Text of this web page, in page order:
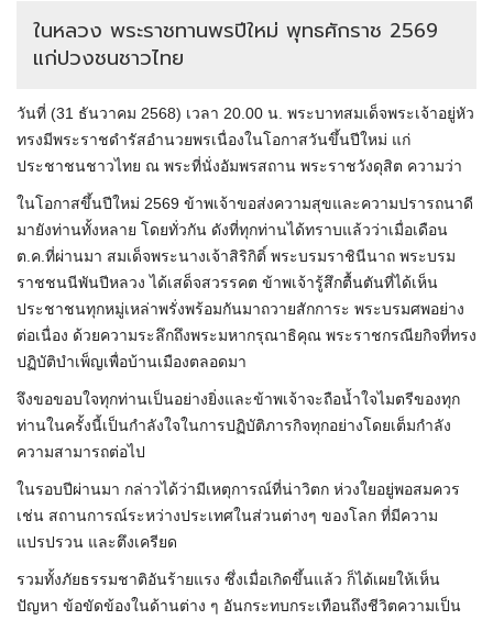
ในหลวง พระราชทานพรปีใหม่ พุทธศักราช 2569
แก่ปวงชนชาวไทย
วันที่ (31 ธันวาคม 2568) เวลา 20.00 น. พระบาทสมเด็จพระเจ้าอยู่หัว
ทรงมีพระราชดำรัสอำนวยพรเนื่องในโอกาสวันขึ้นปีใหม่ แก่
ประชาชนชาวไทย ณ พระที่นั่งอัมพรสถาน พระราชวังดุสิต ความว่า
ในโอกาสขึ้นปีใหม่ 2569 ข้าพเจ้าขอส่งความสุขและความปรารถนาดี
มายังท่านทั้งหลาย โดยทั่วกัน ดังที่ทุกท่านได้ทราบแล้วว่าเมื่อเดือน
ต.ค.ที่ผ่านมา สมเด็จพระนางเจ้าสิริกิติ์ พระบรมราชินีนาถ พระบรม
ราชชนนีพันปีหลวง ได้เสด็จสวรรคต ข้าพเจ้ารู้สึกตื้นตันที่ได้เห็น
ประชาชนทุกหมู่เหล่าพรั่งพร้อมกันมาถวายสักการะ พระบรมศพอย่าง
ต่อเนื่อง ด้วยความระลึกถึงพระมหากรุณาธิคุณ พระราชกรณียกิจที่ทรง
ปฏิบัติบำเพ็ญเพื่อบ้านเมืองตลอดมา
จึงขอขอบใจทุกท่านเป็นอย่างยิ่งและข้าพเจ้าจะถือน้ำใจไมตรีของทุก
ท่านในครั้งนี้เป็นกำลังใจในการปฏิบัติภารกิจทุกอย่างโดยเต็มกำลัง
ความสามารถต่อไป
ในรอบปีผ่านมา กล่าวได้ว่ามีเหตุการณ์ที่น่าวิตก ห่วงใยอยู่พอสมควร
เช่น สถานการณ์ระหว่างประเทศในส่วนต่างๆ ของโลก ที่มีความ
แปรปรวน และตึงเครียด
รวมทั้งภัยธรรมชาติอันร้ายแรง ซึ่งเมื่อเกิดขึ้นแล้ว ก็ได้เผยให้เห็น
ปัญหา ข้อขัดข้องในด้านต่าง ๆ อันกระทบกระเทือนถึงชีวิตความเป็น